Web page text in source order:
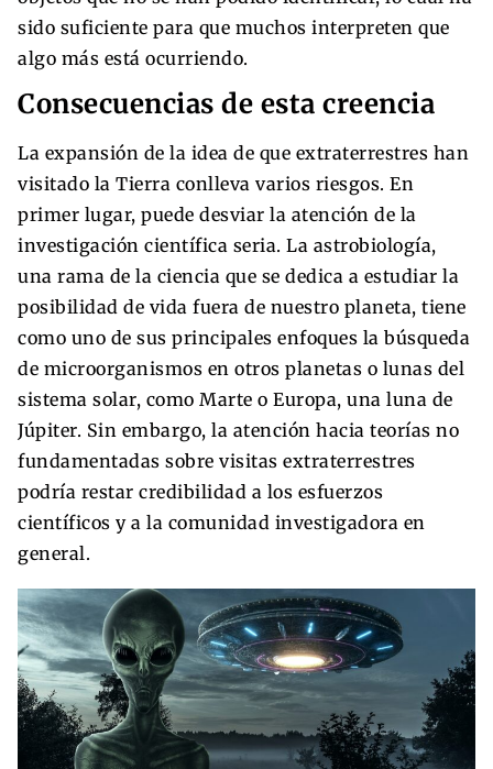
sido suficiente para que muchos interpreten que
algo más está ocurriendo.
Consecuencias de esta creencia
La expansión de la idea de que extraterrestres han
visitado la Tierra conlleva varios riesgos. En
primer lugar, puede desviar la atención de la
investigación científica seria. La astrobiología,
una rama de la ciencia que se dedica a estudiar la
posibilidad de vida fuera de nuestro planeta, tiene
como uno de sus principales enfoques la búsqueda
de microorganismos en otros planetas o lunas del
sistema solar, como Marte o Europa, una luna de
Júpiter. Sin embargo, la atención hacia teorías no
fundamentadas sobre visitas extraterrestres
podría restar credibilidad a los esfuerzos
científicos y a la comunidad investigadora en
general.